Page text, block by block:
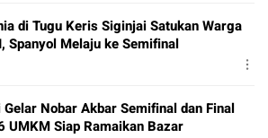
di Tugu Keris Siginjai Satukan Warga
Spanyol Melaju ke Semifinal
Nobar Akbar Semifinal dan Final
UMKM Siap Ramaikan Bazar